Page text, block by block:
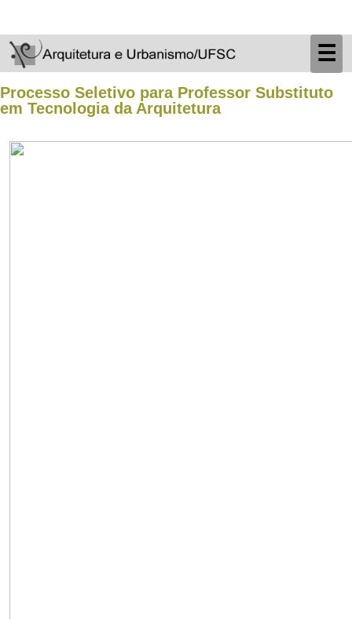
☰
Processo Seletivo para Professor Substituto
em Tecnologia da Arquitetura